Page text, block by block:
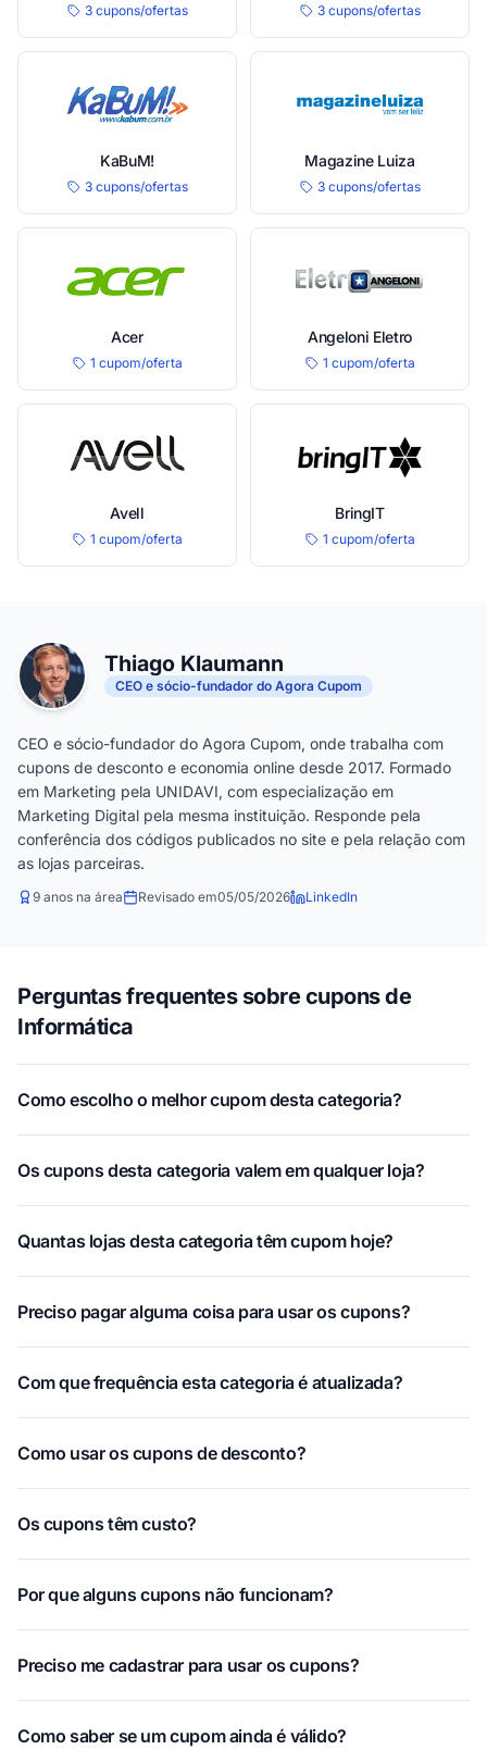
3 cupons/ofertas 3 cupons/ofertas
KaBuM!
3 cupons/ofertas
Magazine Luiza
3 cupons/ofertas
Acer
1 cupom/oferta
Angeloni Eletro
1 cupom/oferta
Avell
1 cupom/oferta
BringIT
1 cupom/oferta
Thiago Klaumann
CEO e sócio-fundador do Agora Cupom
CEO e sócio-fundador do Agora Cupom, onde trabalha com
cupons de desconto e economia online desde 2017. Formado
em Marketing pela UNIDAVI, com especialização em
Marketing Digital pela mesma instituição. Responde pela
conferência dos códigos publicados no site e pela relação com
as lojas parceiras.
9 anos na área Revisado em05/05/2026 LinkedIn
Perguntas frequentes sobre cupons de
Informática
Como escolho o melhor cupom desta categoria?
Os cupons desta categoria valem em qualquer loja?
Quantas lojas desta categoria têm cupom hoje?
Preciso pagar alguma coisa para usar os cupons?
Com que frequência esta categoria é atualizada?
Como usar os cupons de desconto?
Os cupons têm custo?
Por que alguns cupons não funcionam?
Preciso me cadastrar para usar os cupons?
Como saber se um cupom ainda é válido?